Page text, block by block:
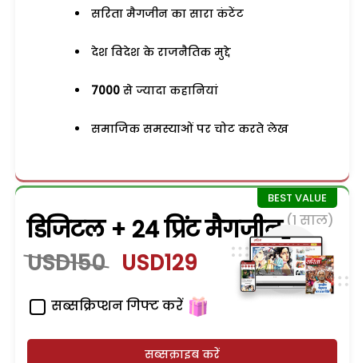
सरिता मैगजीन का सारा कंटेंट
देश विदेश के राजनैतिक मुद्दे
7000 से ज्यादा कहानियां
समाजिक समस्याओं पर चोट करते लेख
डिजिटल + 24 प्रिंट मैगजीन (1 साल)
USD150 USD129
सब्सक्रिप्शन गिफ्ट करें
सब्सक्राइब करें